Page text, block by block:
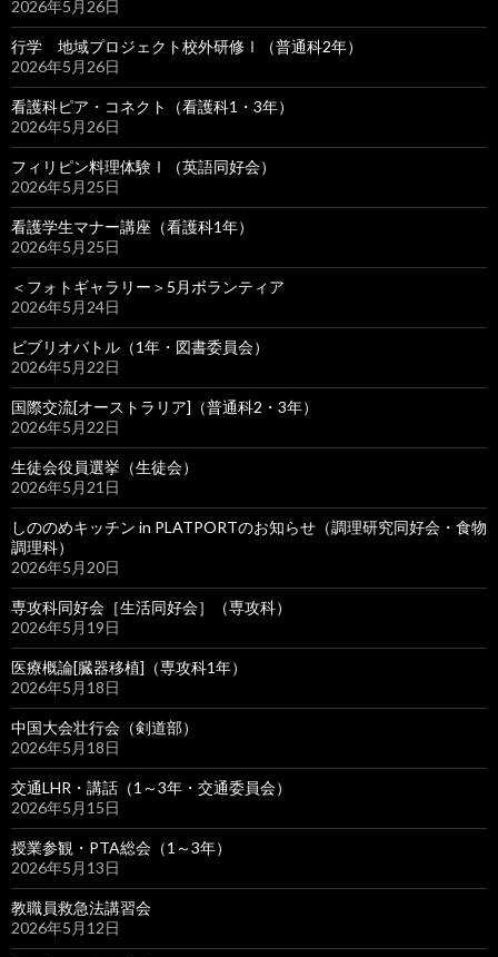
2026年5月26日
行学 地域プロジェクト校外研修Ⅰ（普通科2年）
2026年5月26日
看護科ピア・コネクト（看護科1・3年）
2026年5月26日
フィリピン料理体験Ⅰ（英語同好会）
2026年5月25日
看護学生マナー講座（看護科1年）
2026年5月25日
＜フォトギャラリー＞5月ボランティア
2026年5月24日
ビブリオバトル（1年・図書委員会）
2026年5月22日
国際交流[オーストラリア]（普通科2・3年）
2026年5月22日
生徒会役員選挙（生徒会）
2026年5月21日
しののめキッチン in PLATPORTのお知らせ（調理研究同好会・食物
調理科）
2026年5月20日
専攻科同好会［生活同好会］（専攻科）
2026年5月19日
医療概論[臓器移植]（専攻科1年）
2026年5月18日
中国大会壮行会（剣道部）
2026年5月18日
交通LHR・講話（1～3年・交通委員会）
2026年5月15日
授業参観・PTA総会（1～3年）
2026年5月13日
教職員救急法講習会
2026年5月12日